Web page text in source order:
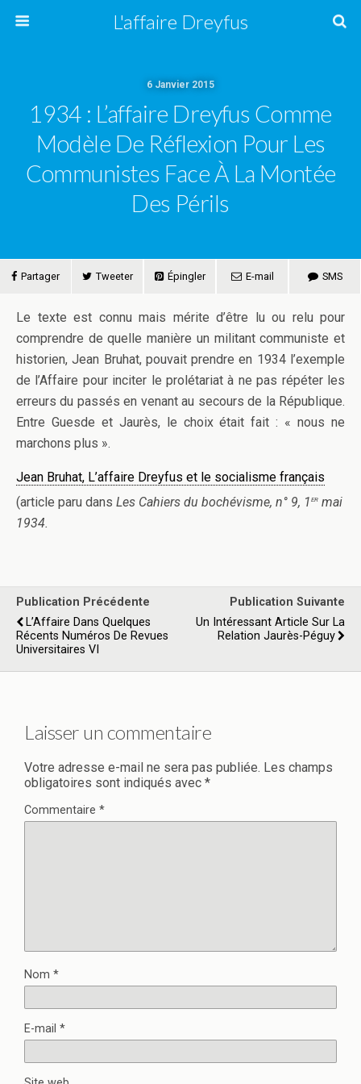
L'affaire Dreyfus
6 Janvier 2015
1934 : L’affaire Dreyfus Comme
Modèle De Réflexion Pour Les
Communistes Face À La Montée
Des Périls
Partager Tweeter Épingler E-mail SMS
Le texte est connu mais mérite d’être lu ou relu pour
comprendre de quelle manière un militant communiste et
historien, Jean Bruhat, pouvait prendre en 1934 l’exemple
de l’Affaire pour inciter le prolétariat à ne pas répéter les
erreurs du passés en venant au secours de la République.
Entre Guesde et Jaurès, le choix était fait : « nous ne
marchons plus ».
Jean Bruhat, L’affaire Dreyfus et le socialisme français
(article paru dans Les Cahiers du bochévisme, n° 9, 1er mai
1934.
Publication Précédente
L’Affaire Dans Quelques
Récents Numéros De Revues
Universitaires VI
Publication Suivante
Un Intéressant Article Sur La
Relation Jaurès-Péguy
Laisser un commentaire
Votre adresse e-mail ne sera pas publiée. Les champs
obligatoires sont indiqués avec *
Commentaire *
Nom *
E-mail *